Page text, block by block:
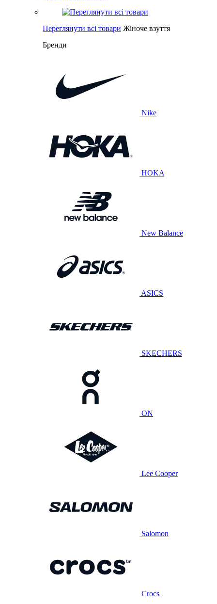
Переглянути всі товари Жіноче взуття
Бренди
Nike
HOKA
New Balance
ASICS
SKECHERS
ON
Lee Cooper
Salomon
Crocs